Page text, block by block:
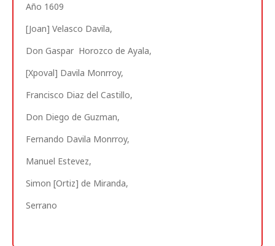
Año 1609
[Joan] Velasco Davila,
Don Gaspar Horozco de Ayala,
[Xpoval] Davila Monrroy,
Francisco Diaz del Castillo,
Don Diego de Guzman,
Fernando Davila Monrroy,
Manuel Estevez,
Simon [Ortiz] de Miranda,
Serrano